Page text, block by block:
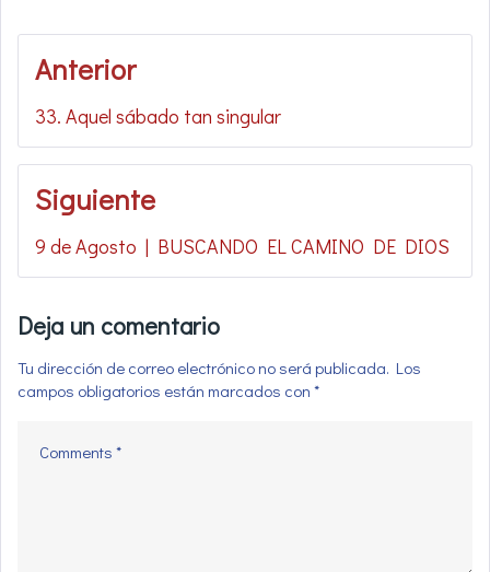
Navegación
de
entradas
Anterior
33. Aquel sábado tan singular
Siguiente
9 de Agosto | BUSCANDO EL CAMINO DE DIOS
Deja un comentario
Tu dirección de correo electrónico no será publicada. Los
campos obligatorios están marcados con *